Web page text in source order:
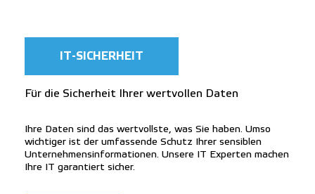
IT-SICHERHEIT
Für die Sicherheit Ihrer wertvollen Daten
Ihre Daten sind das wertvollste, was Sie haben. Umso
wichtiger ist der umfassende Schutz Ihrer sensiblen
Unternehmensinformationen. Unsere IT Experten machen
Ihre IT garantiert sicher.